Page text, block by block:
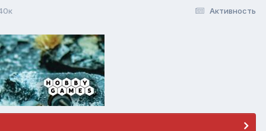
Активность